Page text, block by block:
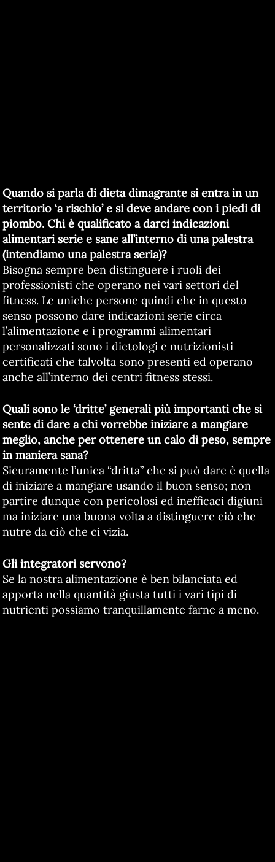
Quando si parla di dieta dimagrante si entra in un
territorio ‘a rischio’ e si deve andare con i piedi di
piombo. Chi è qualificato a darci indicazioni
alimentari serie e sane all’interno di una palestra
(intendiamo una palestra seria)?
Bisogna sempre ben distinguere i ruoli dei
professionisti che operano nei vari settori del
fitness. Le uniche persone quindi che in questo
senso possono dare indicazioni serie circa
l’alimentazione e i programmi alimentari
personalizzati sono i dietologi e nutrizionisti
certificati che talvolta sono presenti ed operano
anche all’interno dei centri fitness stessi.
Quali sono le ‘dritte’ generali più importanti che si
sente di dare a chi vorrebbe iniziare a mangiare
meglio, anche per ottenere un calo di peso, sempre
in maniera sana?
Sicuramente l’unica “dritta” che si può dare è quella
di iniziare a mangiare usando il buon senso; non
partire dunque con pericolosi ed inefficaci digiuni
ma iniziare una buona volta a distinguere ciò che
nutre da ciò che ci vizia.
Gli integratori servono?
Se la nostra alimentazione è ben bilanciata ed
apporta nella quantità giusta tutti i vari tipi di
nutrienti possiamo tranquillamente farne a meno.